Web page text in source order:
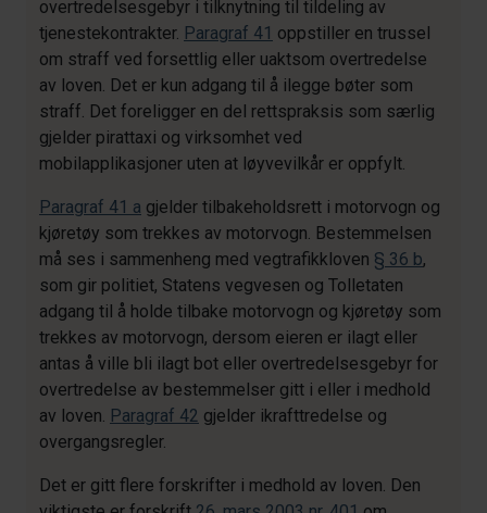
overtredelsesgebyr i tilknytning til tildeling av
tjenestekontrakter. Paragraf 41 oppstiller en trussel
om straff ved forsettlig eller uaktsom overtredelse
av loven. Det er kun adgang til å ilegge bøter som
straff. Det foreligger en del rettspraksis som særlig
gjelder pirattaxi og virksomhet ved
mobilapplikasjoner uten at løyvevilkår er oppfylt.
Paragraf 41 a gjelder tilbakeholdsrett i motorvogn og
kjøretøy som trekkes av motorvogn. Bestemmelsen
må ses i sammenheng med vegtrafikkloven § 36 b,
som gir politiet, Statens vegvesen og Tolletaten
adgang til å holde tilbake motorvogn og kjøretøy som
trekkes av motorvogn, dersom eieren er ilagt eller
antas å ville bli ilagt bot eller overtredelsesgebyr for
overtredelse av bestemmelser gitt i eller i medhold
av loven. Paragraf 42 gjelder ikrafttredelse og
overgangsregler.
Det er gitt flere forskrifter i medhold av loven. Den